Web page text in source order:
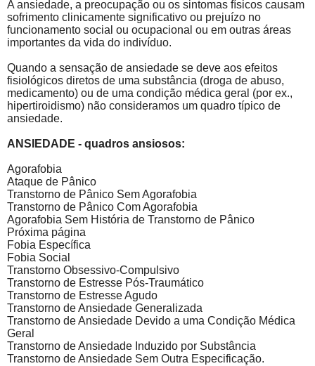
A ansiedade, a preocupação ou os sintomas físicos causam
sofrimento clinicamente significativo ou prejuízo no
funcionamento social ou ocupacional ou em outras áreas
importantes da vida do indivíduo.
Quando a sensação de ansiedade se deve aos efeitos
fisiológicos diretos de uma substância (droga de abuso,
medicamento) ou de uma condição médica geral (por ex.,
hipertiroidismo) não consideramos um quadro típico de
ansiedade.
ANSIEDADE - quadros ansiosos:
Agorafobia
Ataque de Pânico
Transtorno de Pânico Sem Agorafobia
Transtorno de Pânico Com Agorafobia
Agorafobia Sem História de Transtorno de Pânico
Próxima página
Fobia Específica
Fobia Social
Transtorno Obsessivo-Compulsivo
Transtorno de Estresse Pós-Traumático
Transtorno de Estresse Agudo
Transtorno de Ansiedade Generalizada
Transtorno de Ansiedade Devido a uma Condição Médica
Geral
Transtorno de Ansiedade Induzido por Substância
Transtorno de Ansiedade Sem Outra Especificação.